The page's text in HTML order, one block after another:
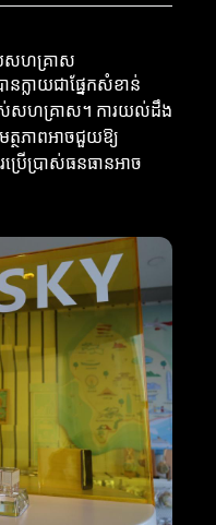
ប់សហគ្រាស
នក្លាយជាផ្នែកសំខាន់
ស់សហគ្រាស។ ការយល់ដឹង
ថភាពអាចជួយឱ្យ
រើប្រាស់ធនធានអាច